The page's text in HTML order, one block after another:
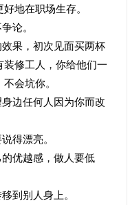
地在职场生存。
论。
果，初次见面买两杯
修工人，你给他们一
会坑你。
边任何人因为你而改
得漂亮。
优越感，做人要低
到别人身上。